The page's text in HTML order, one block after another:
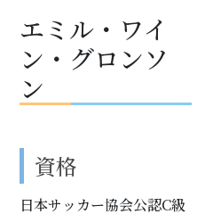
エミル・ワイ
ン・グロンソ
ン
資格
日本サッカー協会公認C級